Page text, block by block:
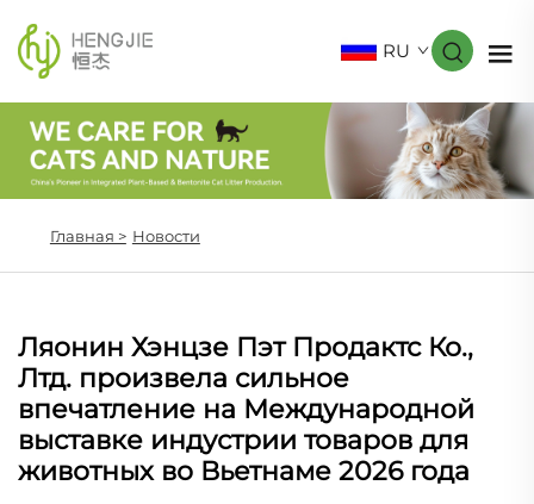
RU
Главная > Новости
Ляонин Хэнцзе Пэт Продактс Ко.,
Лтд. произвела сильное
впечатление на Международной
выставке индустрии товаров для
животных во Вьетнаме 2026 года